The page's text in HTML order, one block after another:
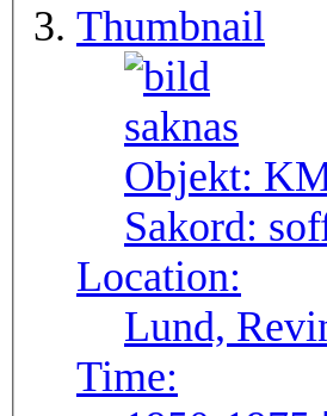
Thumbnail
Objekt:
Sakord:
Location:
Lund,
Time: